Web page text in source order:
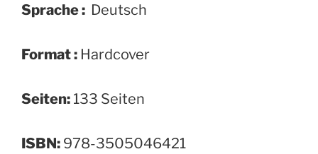
Sprache : ‎ Deutsch
Format : ‎Hardcover
Seiten: 133 Seiten
ISBN: ‎978-3505046421